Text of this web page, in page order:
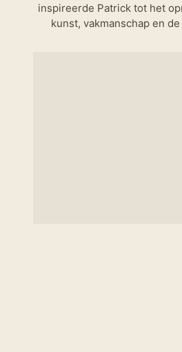
inspireerde Patrick tot het
kunst, vakmanschap en